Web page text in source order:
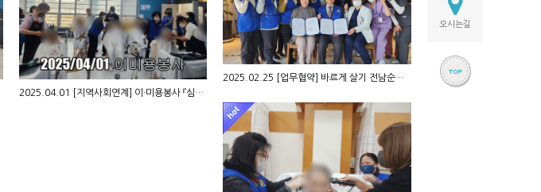
2025.04.01 [지역사회연계] 이·미용봉사 『심은…
2025.02.25 [업무협약] 바르게 살기 전남순천시…
오시는길